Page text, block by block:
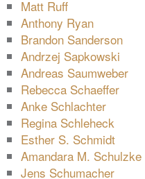
Matt Ruff
Anthony Ryan
Brandon Sanderson
Andrzej Sapkowski
Andreas Saumweber
Rebecca Schaeffer
Anke Schlachter
Regina Schleheck
Esther S. Schmidt
Amandara M. Schulzke
Jens Schumacher